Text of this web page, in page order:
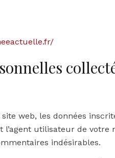
web, les données
utilisateur de votre
indésirables.